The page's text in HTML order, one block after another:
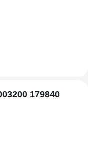
179840